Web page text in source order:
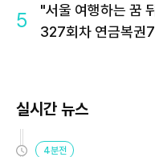
5
"서울 여행하는 꿈
327회차 연금복권
실시간 뉴스
4분전